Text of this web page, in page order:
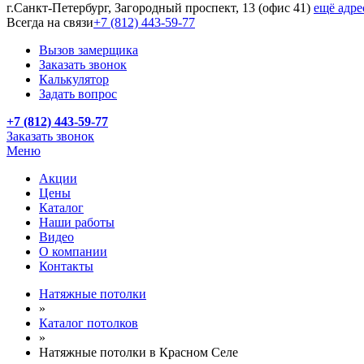
г.Санкт-Петербург, Загородный проспект, 13 (офис 41) ещё
Всегда на связи+7 (812) 443-59-77
Вызов замерщика
Заказать звонок
Калькулятор
Задать вопрос
+7 (812) 443-59-77
Заказать звонок
Меню
Акции
Цены
Каталог
Наши работы
Видео
О компании
Контакты
Натяжные потолки
»
Каталог потолков
»
Натяжные потолки в Красном Селе